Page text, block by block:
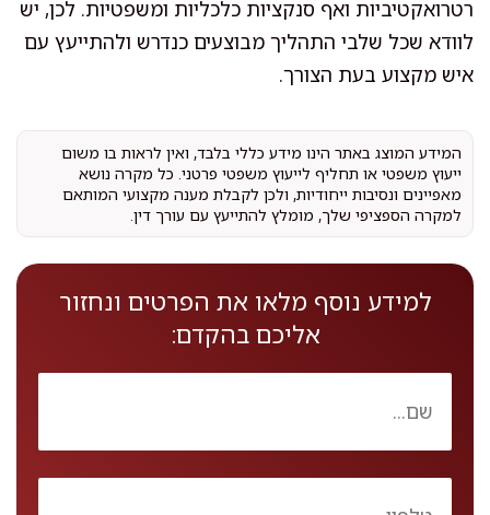
רטרואקטיביות ואף סנקציות כלכליות ומשפטיות. לכן, יש
לוודא שכל שלבי התהליך מבוצעים כנדרש ולהתייעץ עם
איש מקצוע בעת הצורך.
המידע המוצג באתר הינו מידע כללי בלבד, ואין לראות בו משום
ייעוץ משפטי או תחליף לייעוץ משפטי פרטני. כל מקרה נושא
מאפיינים ונסיבות ייחודיות, ולכן לקבלת מענה מקצועי המותאם
למקרה הספציפי שלך, מומלץ להתייעץ עם עורך דין.
למידע נוסף מלאו את הפרטים ונחזור
אליכם בהקדם: